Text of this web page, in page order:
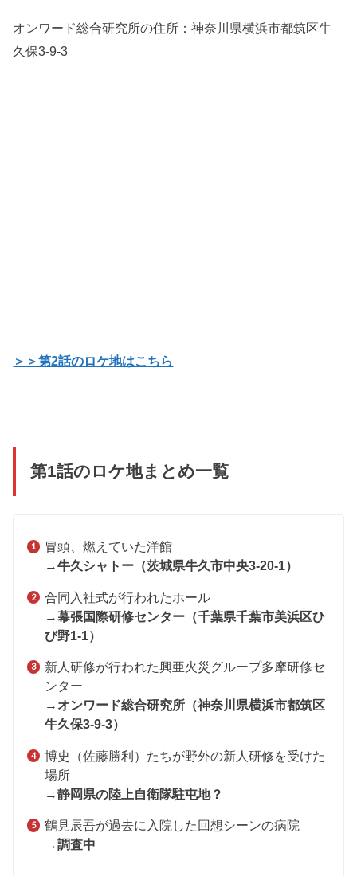
オンワード総合研究所の住所：神奈川県横浜市都筑区牛
久保3-9-3
＞＞第2話のロケ地はこちら
第1話のロケ地まとめ一覧
冒頭、燃えていた洋館
→牛久シャトー（茨城県牛久市中央3-20-1）
合同入社式が行われたホール
→幕張国際研修センター（千葉県千葉市美浜区ひ
び野1-1）
新人研修が行われた興亜火災グループ多摩研修セ
ンター
→ オンワード総合研究所（神奈川県横浜市都筑区
牛久保3-9-3）
博史（佐藤勝利）たちが野外の新人研修を受けた
場所
→静岡県の陸上自衛隊駐屯地？
鶴見辰吾が過去に入院した回想シーンの病院
→調査中